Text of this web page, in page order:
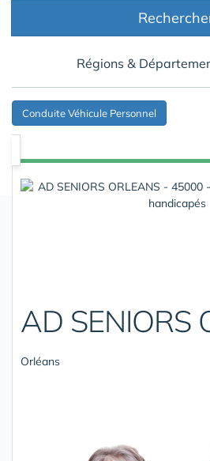
Régions &
Conduite Véhicule Personnel
AD SENIORS
Orléans